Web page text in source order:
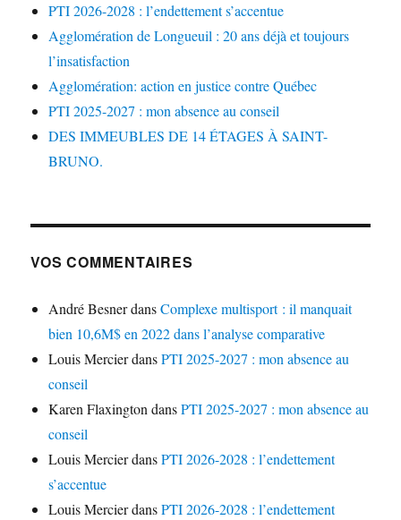
PTI 2026-2028 : l’endettement s’accentue
Agglomération de Longueuil : 20 ans déjà et toujours
l’insatisfaction
Agglomération: action en justice contre Québec
PTI 2025-2027 : mon absence au conseil
DES IMMEUBLES DE 14 ÉTAGES À SAINT-
BRUNO.
VOS COMMENTAIRES
André BesnerdansComplexe multisport : il manquait
bien 10,6M$ en 2022 dans l’analyse comparative
Louis MercierdansPTI 2025-2027 : mon absence au
conseil
Karen Flaxington dansPTI 2025-2027 : mon absence au
conseil
Louis MercierdansPTI 2026-2028 : l’endettement
s’accentue
Louis MercierdansPTI 2026-2028 : l’endettement